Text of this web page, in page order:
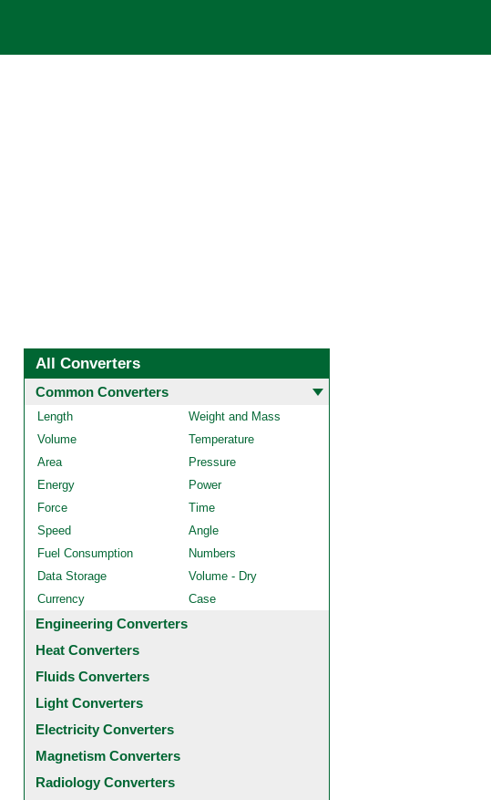
All Converters
Common Converters
Length
Weight and Mass
Volume
Temperature
Area
Pressure
Energy
Power
Force
Time
Speed
Angle
Fuel Consumption
Numbers
Data Storage
Volume - Dry
Currency
Case
Engineering Converters
Heat Converters
Fluids Converters
Light Converters
Electricity Converters
Magnetism Converters
Radiology Converters